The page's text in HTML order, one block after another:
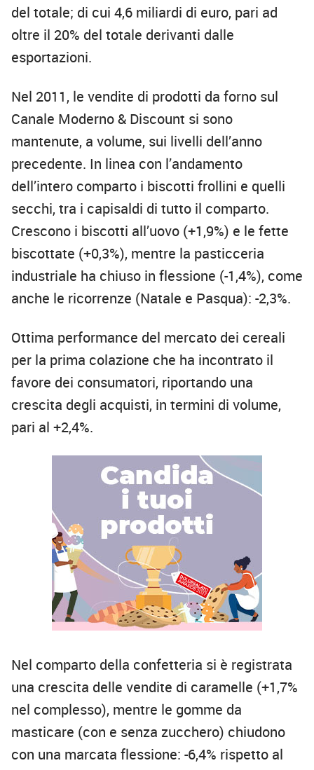
del totale; di cui 4,6 miliardi di euro, pari ad
oltre il 20% del totale derivanti dalle
esportazioni.
Nel 2011, le vendite di prodotti da forno sul
Canale Moderno & Discount si sono
mantenute, a volume, sui livelli dell’anno
precedente. In linea con l’andamento
dell’intero comparto i biscotti frollini e quelli
secchi, tra i capisaldi di tutto il comparto.
Crescono i biscotti all’uovo (+1,9%) e le fette
biscottate (+0,3%), mentre la pasticceria
industriale ha chiuso in flessione (-1,4%), come
anche le ricorrenze (Natale e Pasqua): -2,3%.
Ottima performance del mercato dei cereali
per la prima colazione che ha incontrato il
favore dei consumatori, riportando una
crescita degli acquisti, in termini di volume,
pari al +2,4%.
Nel comparto della confetteria si è registrata
una crescita delle vendite di caramelle (+1,7%
nel complesso), mentre le gomme da
masticare (con e senza zucchero) chiudono
con una marcata flessione: -6,4% rispetto al